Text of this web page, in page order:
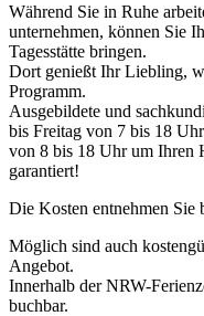
Während Sie in Ruhe
unternehmen, können Sie
Tagesstätte bringen.
Dort genießt Ihr Liebling,
Programm.
Ausgebildete und
bis Freitag von 7 bis 18
von 8 bis 18 Uhr um Ihren
garantiert!
Die Kosten entnehmen Sie
Möglich sind auch
Angebot.
Innerhalb der NRW-
buchbar.